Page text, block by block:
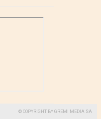
© COPYRIGHT BY GREMI MEDIA SA